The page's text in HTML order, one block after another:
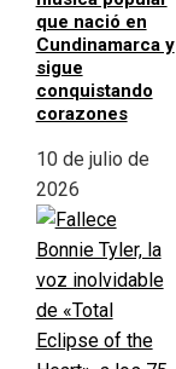
que nació en
Cundinamarca y
sigue
conquistando
corazones
10 de julio de
2026